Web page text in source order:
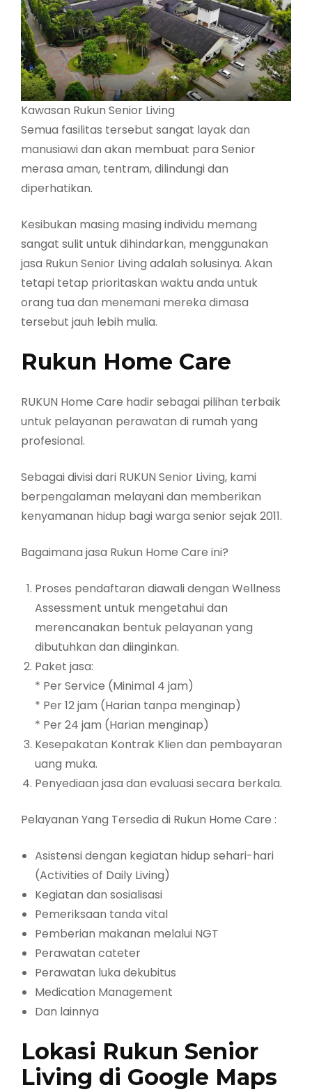
Kawasan Rukun Senior Living
Semua fasilitas tersebut sangat layak dan
manusiawi dan akan membuat para Senior
merasa aman, tentram, dilindungi dan
diperhatikan.
Kesibukan masing masing individu memang
sangat sulit untuk dihindarkan, menggunakan
jasa Rukun Senior Living adalah solusinya. Akan
tetapi tetap prioritaskan waktu anda untuk
orang tua dan menemani mereka dimasa
tersebut jauh lebih mulia.
Rukun Home Care
RUKUN Home Care hadir sebagai pilihan terbaik
untuk pelayanan perawatan di rumah yang
profesional.
Sebagai divisi dari RUKUN Senior Living, kami
berpengalaman melayani dan memberikan
kenyamanan hidup bagi warga senior sejak 2011.
Bagaimana jasa Rukun Home Care ini?
Proses pendaftaran diawali dengan Wellness
Assessment untuk mengetahui dan
merencanakan bentuk pelayanan yang
dibutuhkan dan diinginkan.
Paket jasa:
* Per Service (Minimal 4 jam)
* Per 12 jam (Harian tanpa menginap)
* Per 24 jam (Harian menginap)
Kesepakatan Kontrak Klien dan pembayaran
uang muka.
Penyediaan jasa dan evaluasi secara berkala.
Pelayanan Yang Tersedia di Rukun Home Care :
Asistensi dengan kegiatan hidup sehari-hari
(Activities of Daily Living)
Kegiatan dan sosialisasi
Pemeriksaan tanda vital
Pemberian makanan melalui NGT
Perawatan cateter
Perawatan luka dekubitus
Medication Management
Dan lainnya
Lokasi Rukun Senior
Living di Google Maps